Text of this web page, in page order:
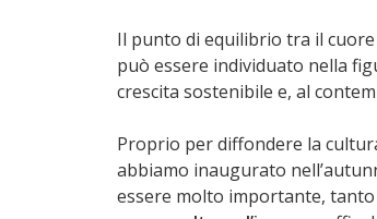
Il punto di equilibrio tra il
può essere individuato nella
crescita sostenibile e, al
Proprio per diffondere la
abbiamo inaugurato
essere molto importante,